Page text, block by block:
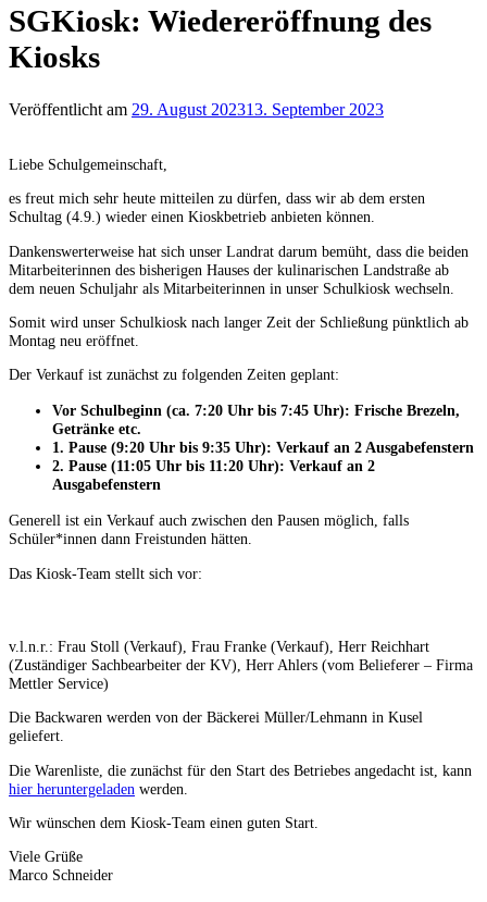
SGKiosk: Wiedereröffnung des
Kiosks
Veröffentlicht am 29. August 202313. September 2023
Liebe Schulgemeinschaft,
es freut mich sehr heute mitteilen zu dürfen, dass wir ab dem ersten
Schultag (4.9.) wieder einen Kioskbetrieb anbieten können.
Dankenswerterweise hat sich unser Landrat darum bemüht, dass die beiden
Mitarbeiterinnen des bisherigen Hauses der kulinarischen Landstraße ab
dem neuen Schuljahr als Mitarbeiterinnen in unser Schulkiosk wechseln.
Somit wird unser Schulkiosk nach langer Zeit der Schließung pünktlich ab
Montag neu eröffnet.
Der Verkauf ist zunächst zu folgenden Zeiten geplant:
Vor Schulbeginn (ca. 7:20 Uhr bis 7:45 Uhr): Frische Brezeln,
Getränke etc.
1. Pause (9:20 Uhr bis 9:35 Uhr): Verkauf an 2 Ausgabefenstern
2. Pause (11:05 Uhr bis 11:20 Uhr): Verkauf an 2
Ausgabefenstern
Generell ist ein Verkauf auch zwischen den Pausen möglich, falls
Schüler*innen dann Freistunden hätten.
Das Kiosk-Team stellt sich vor:
v.l.n.r.: Frau Stoll (Verkauf), Frau Franke (Verkauf), Herr Reichhart
(Zuständiger Sachbearbeiter der KV), Herr Ahlers (vom Belieferer – Firma
Mettler Service)
Die Backwaren werden von der Bäckerei Müller/Lehmann in Kusel
geliefert.
Die Warenliste, die zunächst für den Start des Betriebes angedacht ist, kann
hier heruntergeladen werden.
Wir wünschen dem Kiosk-Team einen guten Start.
Viele Grüße
Marco Schneider